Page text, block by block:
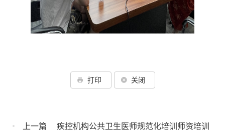
打印 关闭
上一篇
疾控机构公共卫生医师规范化培训师资培训